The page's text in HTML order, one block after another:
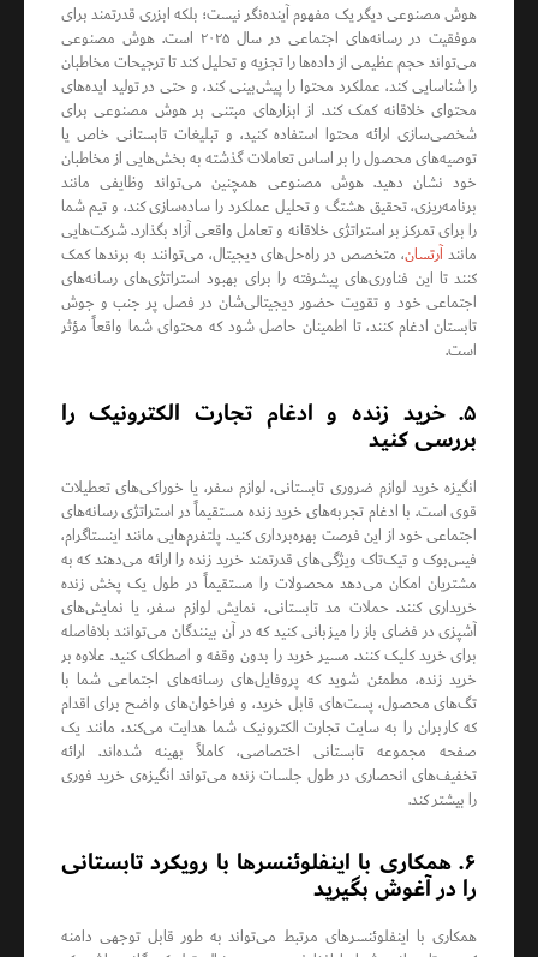
هوش مصنوعی دیگر یک مفهوم آینده‌نگر نیست؛ بلکه ابزری قدرتمند برای
موفقیت در رسانه‌های اجتماعی در سال ۲۰۲۵ است. هوش مصنوعی
می‌تواند حجم عظیمی از داده‌ها را تجزیه و تحلیل کند تا ترجیحات مخاطبان
را شناسایی کند، عملکرد محتوا را پیش‌بینی کند، و حتی در تولید ایده‌های
محتوای خلاقانه کمک کند. از ابزارهای مبتنی بر هوش مصنوعی برای
شخصی‌سازی ارائه محتوا استفاده کنید، و تبلیغات تابستانی خاص یا
توصیه‌های محصول را بر اساس تعاملات گذشته به بخش‌هایی از مخاطبان
خود نشان دهید. هوش مصنوعی همچنین می‌تواند وظایفی مانند
برنامه‌ریزی، تحقیق هشتگ و تحلیل عملکرد را ساده‌سازی کند، و تیم شما
را برای تمرکز بر استراتژی خلاقانه و تعامل واقعی آزاد بگذارد. شرکت‌هایی
مانندآرتسان، متخصص در راه‌حل‌های دیجیتال، می‌توانند به برندها کمک
کنند تا این فناوری‌های پیشرفته را برای بهبود استراتژی‌های رسانه‌های
اجتماعی خود و تقویت حضور دیجیتالی‌شان در فصل پر جنب و جوش
تابستان ادغام کنند، تا اطمینان حاصل شود که محتوای شما واقعاً مؤثر
است.
۵. خرید زنده و ادغام تجارت الکترونیک را
بررسی کنید
انگیزه خرید لوازم ضروری تابستانی، لوازم سفر، یا خوراکی‌های تعطیلات
قوی است. با ادغام تجربه‌های خرید زنده مستقیماً در استراتژی رسانه‌های
اجتماعی خود از این فرصت بهره‌برداری کنید. پلتفرم‌هایی مانند اینستاگرام،
فیس‌بوک و تیک‌تاک ویژگی‌های قدرتمند خرید زنده را ارائه می‌دهند که به
مشتریان امکان می‌دهد محصولات را مستقیماً در طول یک پخش زنده
خریداری کنند. حملات مد تابستانی، نمایش لوازم سفر، یا نمایش‌های
آشپزی در فضای باز را میزبانی کنید که در آن بینندگان می‌توانند بلافاصله
برای خرید کلیک کنند. مسیر خرید را بدون وقفه و اصطکاک کنید. علاوه بر
خرید زنده، مطمئن شوید که پروفایل‌های رسانه‌های اجتماعی شما با
تگ‌های محصول، پست‌های قابل خرید، و فراخوان‌های واضح برای اقدام
که کاربران را به سایت تجارت الکترونیک شما هدایت می‌کند، مانند یک
صفحه مجموعه تابستانی اختصاصی، کاملاً بهینه شده‌اند. ارائه
تخفیف‌های انحصاری در طول جلسات زنده می‌تواند انگیزه‌ی خرید فوری
را بیشتر کند.
۶. همکاری با اینفلوئنسرها با رویکرد تابستانی
را در آغوش بگیرید
همکاری با اینفلوئنسرهای مرتبط می‌تواند به طور قابل توجهی دامنه